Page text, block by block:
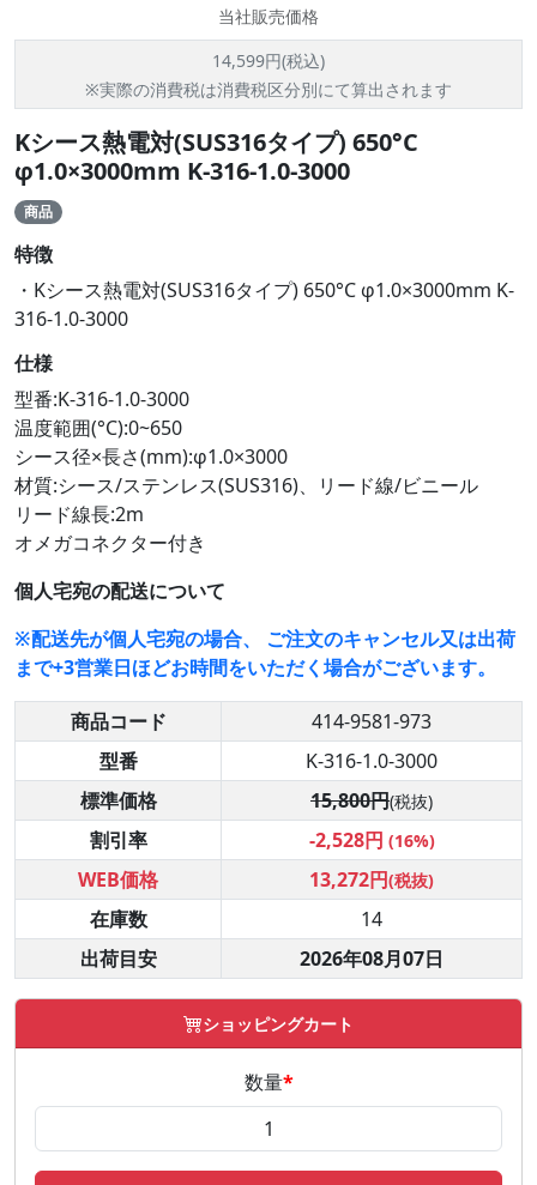
当社販売価格
14,599円(税込)
※実際の消費税は消費税区分別にて算出されます
Kシース熱電対(SUS316タイプ) 650°C
φ1.0×3000mm K-316-1.0-3000
商品
特徴
・Kシース熱電対(SUS316タイプ) 650°C φ1.0×3000mm K-
316-1.0-3000
仕様
型番:K-316-1.0-3000
温度範囲(°C):0~650
シース径×長さ(mm):φ1.0×3000
材質:シース/ステンレス(SUS316)、リード線/ビニール
リード線長:2m
オメガコネクター付き
個人宅宛の配送について
※配送先が個人宅宛の場合、 ご注文のキャンセル又は出荷
まで+3営業日ほどお時間をいただく場合がございます。
商品コード
414-9581-973
型番
K-316-1.0-3000
標準価格
15,800円(税抜)
割引率 -2,528円 (16%)
WEB価格 13,272円(税抜)
在庫数
14
出荷目安
2026年08月07日
ショッピングカート
数量*